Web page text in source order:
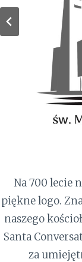
Na 700 lecie
piękne logo.
naszego
Santa
za